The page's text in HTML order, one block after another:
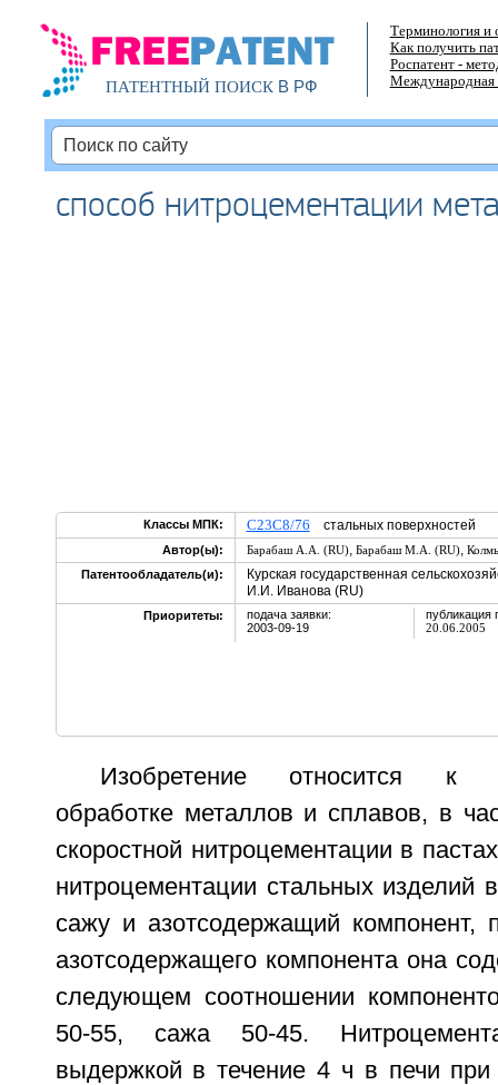
ПАТЕНТНЫЙ ПОИСКВ РФ
Терминология и
Как получить
Роспатент -
Международная
способ нитроцементации
Классы МПК: C23C8/76 стальных поверхностей
Автор(ы): Барабаш А.А. (RU), Барабаш М.А. (RU),
Патентообладатель(и):
Курская государственная
И.И. Иванова (RU)
Приоритеты:
подача заявки:
2003-09-19
публикация
20.06.2005
Изобретение относится к
обработке металлов и сплавов, в
скоростной нитроцементации в
нитроцементации стальных изделий
сажу и азотсодержащий компонент,
азотсодержащего компонента она
следующем соотношении
50-55, сажа 50-45.
выдержкой в течение 4 ч в печи при